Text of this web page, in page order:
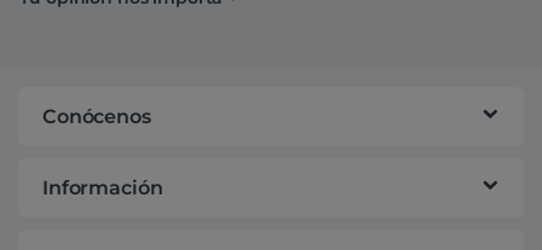
Conócenos
Información